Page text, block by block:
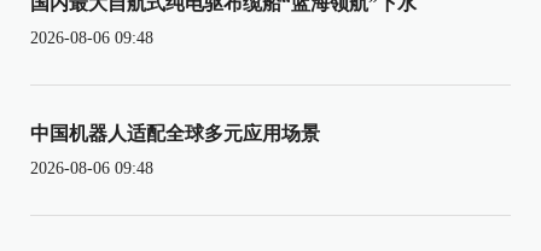
2026-08-06 09:48
中国机器人适配全球多元应用场景
2026-08-06 09:48